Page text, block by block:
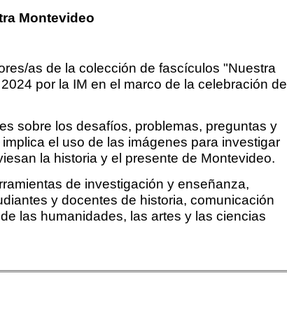
Montevideo
as de la colección de fascículos "Nuestra
por la IM en el marco de la celebración de
sobre los desafíos, problemas, preguntas y
el uso de las imágenes para investigar
la historia y el presente de Montevideo.
de investigación y enseñanza,
y docentes de historia, comunicación
las humanidades, las artes y las ciencias